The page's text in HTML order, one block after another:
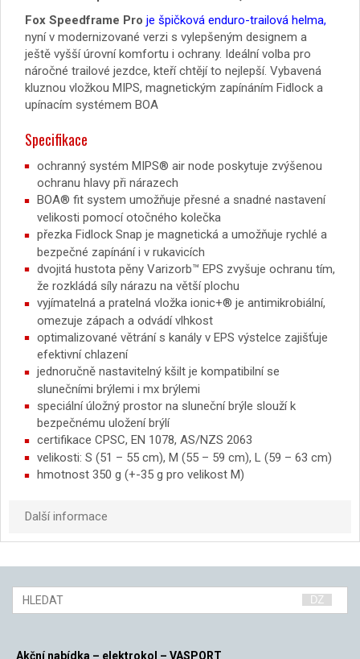
Fox Speedframe Pro je špičková enduro-trailová helma,
nyní v modernizované verzi s vylepšeným designem a
ještě vyšší úrovní komfortu i ochrany. Ideální volba pro
náročné trailové jezdce, kteří chtějí to nejlepší. Vybavená
kluznou vložkou MIPS, magnetickým zapínáním Fidlock a
upínacím systémem BOA
Specifikace
ochranný systém MIPS® air node poskytuje zvýšenou
ochranu hlavy při nárazech
BOA® fit system umožňuje přesné a snadné nastavení
velikosti pomocí otočného kolečka
přezka Fidlock Snap je magnetická a umožňuje rychlé a
bezpečné zapínání i v rukavicích
dvojitá hustota pěny Varizorb™ EPS zvyšuje ochranu tím,
že rozkládá síly nárazu na větší plochu
vyjímatelná a pratelná vložka ionic+® je antimikrobiální,
omezuje zápach a odvádí vlhkost
optimalizované větrání s kanály v EPS výstelce zajišťuje
efektivní chlazení
jednoručně nastavitelný kšilt je kompatibilní se
slunečními brýlemi i mx brýlemi
speciální úložný prostor na sluneční brýle slouží k
bezpečnému uložení brýlí
certifikace CPSC, EN 1078, AS/NZS 2063
velikosti: S (51 – 55 cm), M (55 – 59 cm), L (59 – 63 cm)
hmotnost 350 g (+-35 g pro velikost M)
Další informace
Akční nabídka – elektrokol – VASPORT